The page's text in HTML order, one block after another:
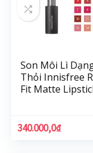
Son Môi Lì
Thỏi Innisfree
Fit Matte
340.000,0₫